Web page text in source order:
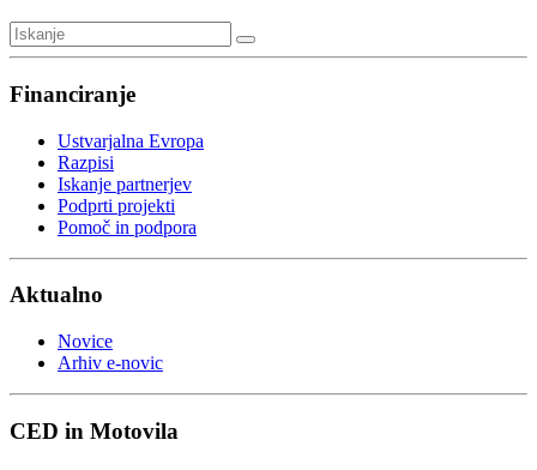
Financiranje
Ustvarjalna Evropa
Razpisi
Iskanje partnerjev
Podprti projekti
Pomoč in podpora
Aktualno
Novice
Arhiv e-novic
CED in Motovila